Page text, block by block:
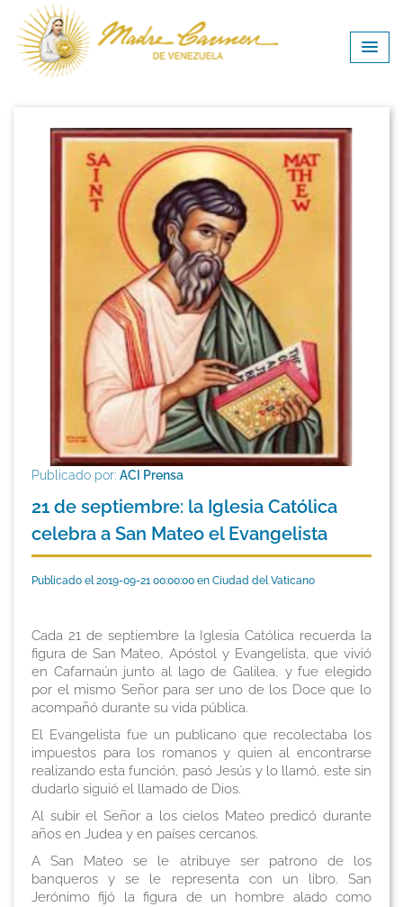
Publicado por: ACI Prensa
21 de septiembre: la Iglesia Católica
celebra a San Mateo el Evangelista
Publicado el 2019-09-21 00:00:00 en Ciudad del Vaticano
Cada 21 de septiembre la Iglesia Católica recuerda la
figura de San Mateo, Apóstol y Evangelista, que vivió
en Cafarnaún junto al lago de Galilea, y fue elegido
por el mismo Señor para ser uno de los Doce que lo
acompañó durante su vida pública.
El Evangelista fue un publicano que recolectaba los
impuestos para los romanos y quien al encontrarse
realizando esta función, pasó Jesús y lo llamó, este sin
dudarlo siguió el llamado de Dios.
Al subir el Señor a los cielos Mateo predicó durante
años en Judea y en países cercanos.
A San Mateo se le atribuye ser patrono de los
banqueros y se le representa con un libro. San
Jerónimo fijó la figura de un hombre alado como